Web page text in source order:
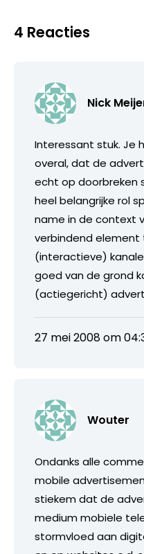
4 Reacties
Nick
Interessant stuk. Je
overal, dat de
echt op doorbreken
heel belangrijke rol
name in de context
verbindend element
(interactieve)
goed van de grond
(actiegericht)
27 mei 2008 om
Wouter
Ondanks alle
mobile
stiekem dat de
medium mobiele
stormvloed aan